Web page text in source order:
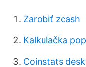
Zarobiť zcash
Kalkulačka
Coinstats